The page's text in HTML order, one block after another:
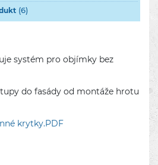
(6)
systém pro objímky bez
do fasády od montáže hrotu
krytky.PDF